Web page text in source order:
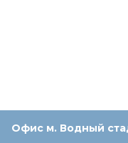
Офис м. Водный